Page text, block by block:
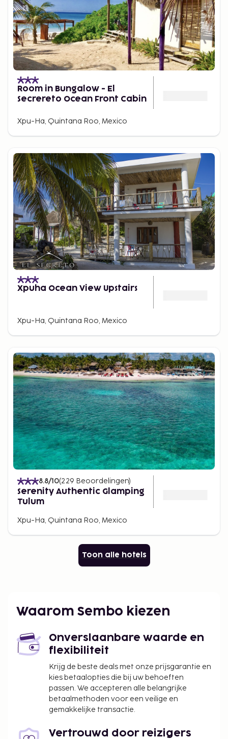
Room in Bungalow - El
Secrereto Ocean Front Cabin
Xpu-Ha, Quintana Roo, Mexico
Xpuha Ocean View Upstairs
Xpu-Ha, Quintana Roo, Mexico
8.8/10(229 Beoordelingen)
Serenity Authentic Glamping
Tulum
Xpu-Ha, Quintana Roo, Mexico
Toon alle hotels
Waarom Sembo kiezen
Onverslaanbare waarde en
flexibiliteit
Krijg de beste deals met onze prijsgarantie en
kies betaalopties die bij uw behoeften
passen. We accepteren alle belangrijke
betaalmethoden voor een veilige en
gemakkelijke transactie.
Vertrouwd door reizigers